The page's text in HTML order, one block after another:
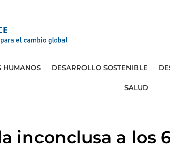
HUMANOS DESARROLLO SOSTENIBLE
SALUD
inconclusa a los